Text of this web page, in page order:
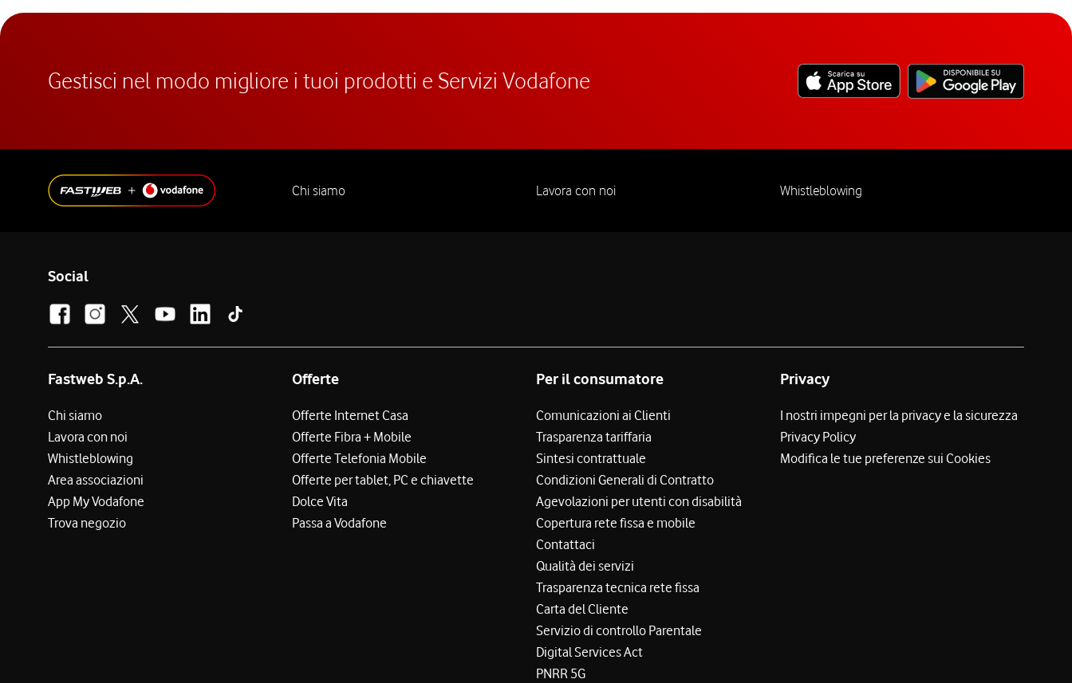
Gestisci nel modo migliore i tuoi prodotti e Servizi Vodafone
Chi siamo Lavora con noi Whistleblowing
Social
Fastweb S.p.A.
Chi siamo
Lavora con noi
Whistleblowing
Area associazioni
App My Vodafone
Trova negozio
Offerte
Offerte Internet Casa
Offerte Fibra + Mobile
Offerte Telefonia Mobile
Offerte per tablet, PC e chiavette
Dolce Vita
Passa a Vodafone
Per il consumatore
Comunicazioni ai Clienti
Trasparenza tariffaria
Sintesi contrattuale
Condizioni Generali di Contratto
Agevolazioni per utenti con disabilità
Copertura rete fissa e mobile
Contattaci
Qualità dei servizi
Trasparenza tecnica rete fissa
Carta del Cliente
Servizio di controllo Parentale
Digital Services Act
PNRR 5G
Privacy
I nostri impegni per la privacy e la sicurezza
Privacy Policy
Modifica le tue preferenze sui Cookies